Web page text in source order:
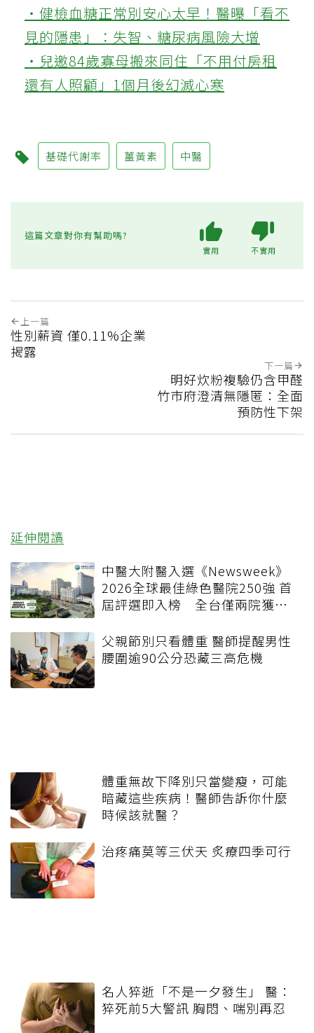
‧健檢血糖正常別安心太早！醫曝「看不
見的隱患」：失智、糖尿病風險大增
‧兒邀84歲寡母搬來同住「不用付房租
還有人照顧」1個月後幻滅心寒
基礎代謝率 薑黃素 中醫
這篇文章對你有幫助嗎?
實用 不實用
上一篇
性別薪資 僅0.11%企業
揭露
下一篇
明好炊粉複驗仍含甲醛
竹市府澄清無隱匿：全面
預防性下架
延伸閱讀
中醫大附醫入選《Newsweek》
2026全球最佳綠色醫院250強 首
屆評選即入榜 全台僅兩院獲
父親節別只看體重 醫師提醒男性
腰圍逾90公分恐藏三高危機
體重無故下降別只當變瘦，可能
暗藏這些疾病！醫師告訴你什麼
時候該就醫？
治疼痛莫等三伏天 炙療四季可行
名人猝逝「不是一夕發生」 醫：
猝死前5大警訊 胸悶、喘別再忍